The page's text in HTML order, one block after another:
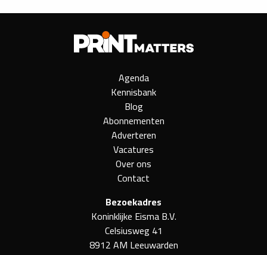
Agenda
Kennisbank
Blog
Abonnementen
Adverteren
Vacatures
Over ons
Contact
Bezoekadres
Koninklijke Eisma B.V.
Celsiusweg 41
8912 AM Leeuwarden